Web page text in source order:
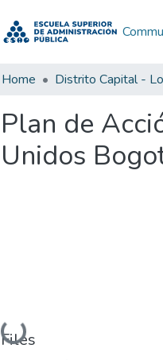
Home
Plan de
Unidos
Loading...
Files